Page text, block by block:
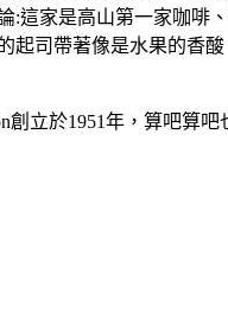
家是高山第一家咖啡
司帶著像是水果的香
立於1951年，算吧算